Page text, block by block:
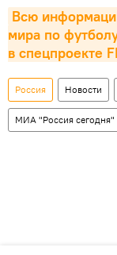
Всю
мира по
в спецпроекте
Россия Новости
МИА "Россия сегодня"